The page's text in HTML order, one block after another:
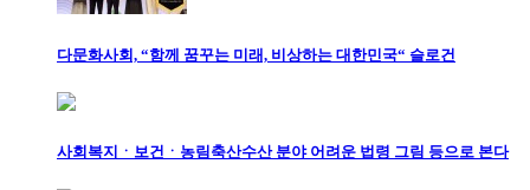
다문화사회, “함께 꿈꾸는 미래, 비상하는 대한민국“ 슬로건
사회복지ㆍ보건ㆍ농림축산수산 분야 어려운 법령 그림 등으로 본다